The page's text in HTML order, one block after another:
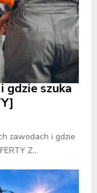
gdzie szuka
zawodach i gdzie
Z...